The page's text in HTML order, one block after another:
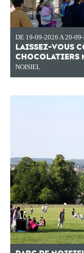
DE 19-09-2026 A 20-
LAISSEZ-VOUS
CHOCOLATIERS
NOISIEL